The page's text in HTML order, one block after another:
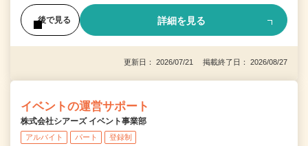
後で見る 詳細を見る
更新日： 2026/07/21 掲載終了日： 2026/08/27
イベントの運営サポート
株式会社シアーズ イベント事業部
アルバイト パート 登録制